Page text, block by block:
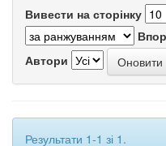
Вивести на сторінку
Автори
Результати 1-1 зі 1.